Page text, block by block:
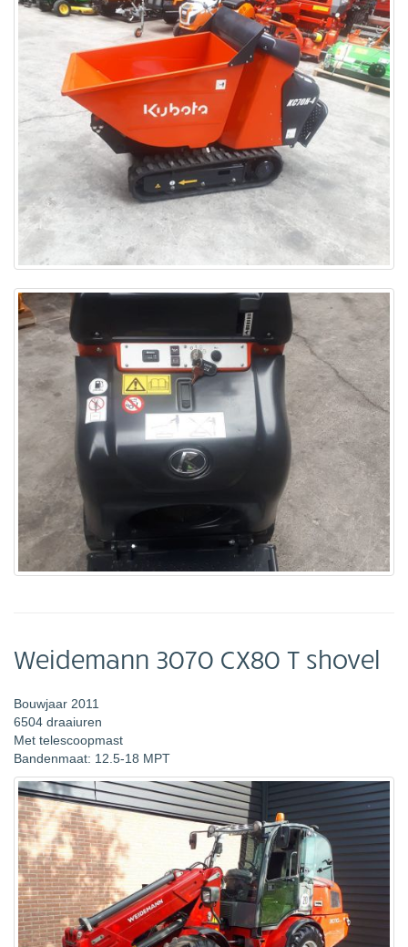
Weidemann 3070 CX80 T shovel
Bouwjaar 2011
6504 draaiuren
Met telescoopmast
Bandenmaat: 12.5-18 MPT